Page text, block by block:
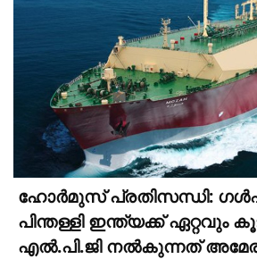
ഹോർമുസ് പ്രതിസന്ധി:
പിന്തള്ളി ഇന്ത്യക്ക് ഏറ്റവും
എൽ.പി.ജി നൽകുന്നത്